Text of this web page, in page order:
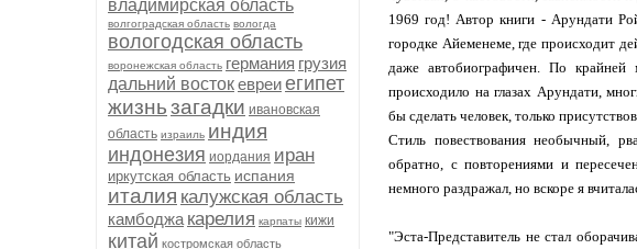
владимирская область
волгоградская область вологда
вологодская область
воронежская область германия грузия
дальний востокевреиегипет
жизньзагадки ивановская
область израиль индия
индонезия иордания иран
иркутская область испания
италия калужская область
камбоджа карелия карпаты кижи
китай костромская область
1969 год! Автор книги - Арундати
городке Айеменеме, где происходит
даже автобиографичен. По
происходило на глазах Арундати,
бы сделать человек, только
Стиль повествования необычный,
обратно, с повторениями и
немного раздражал, но вскоре я
"Эста-Представитель не стал